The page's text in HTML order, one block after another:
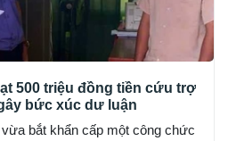
500 triệu đồng tiền cứu trợ
bức xúc dư luận
bắt khẩn cấp một công chức